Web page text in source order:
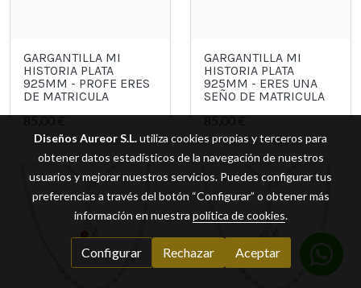
GARGANTILLA MI
HISTORIA PLATA
925MM - PROFE ERES
DE MATRICULA
85,00 €
GARGANTILLA MI
HISTORIA PLATA
925MM - ERES UNA
SEÑO DE MATRICULA
85,00 €
Diseños Aureor S.L.utiliza cookies propias y terceros para
obtener datos estadísticos de la navegación de nuestros
usuarios y mejorar nuestros servicios. Puedes configurar tus
preferencias a través del botón “Configurar” o obtener más
información en nuestra política de cookies.
Configurar Rechazar Aceptar